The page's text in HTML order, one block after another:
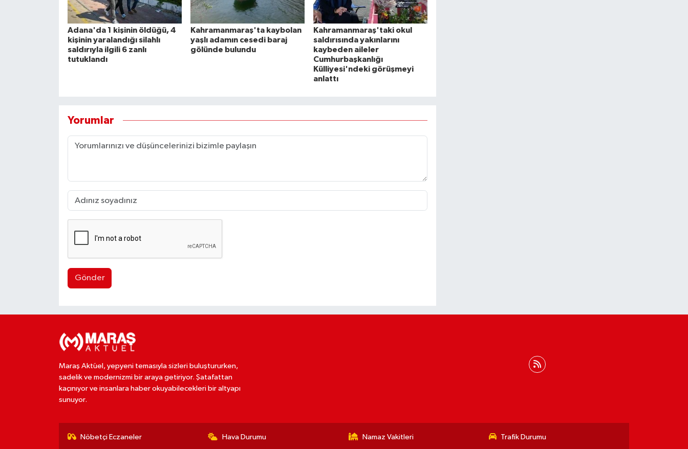
Adana'da 1 kişinin öldüğü, 4
kişinin yaralandığı silahlı
saldırıyla ilgili 6 zanlı
tutuklandı
Kahramanmaraş'ta kaybolan
yaşlı adamın cesedi baraj
gölünde bulundu
Kahramanmaraş'taki okul
saldırısında yakınlarını
kaybeden aileler
Cumhurbaşkanlığı
Külliyesi'ndeki görüşmeyi
anlattı
Yorumlar
Gönder
Maraş Aktüel, yepyeni temasıyla sizleri buluştururken,
sadelik ve modernizmi bir araya getiriyor. Şatafattan
kaçınıyor ve insanlara haber okuyabilecekleri bir altyapı
sunuyor.
Nöbetçi Eczaneler Hava Durumu Namaz Vakitleri Trafik Durumu